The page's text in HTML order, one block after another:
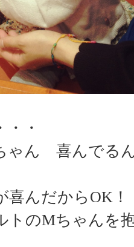
・
ゃん 喜んでる
喜んだからOK！
トのMちゃんを